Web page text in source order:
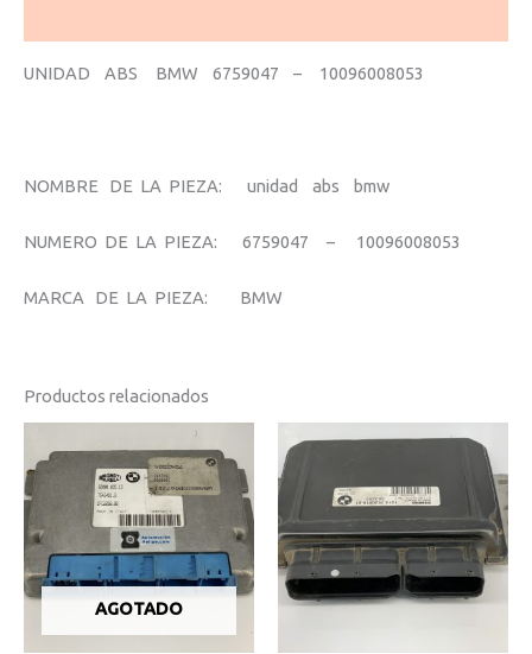
UNIDAD ABS BMW 6759047 – 10096008053
NOMBRE DE LA PIEZA: unidad abs bmw
NUMERO DE LA PIEZA: 6759047 – 10096008053
MARCA DE LA PIEZA: BMW
Productos relacionados
AGOTADO